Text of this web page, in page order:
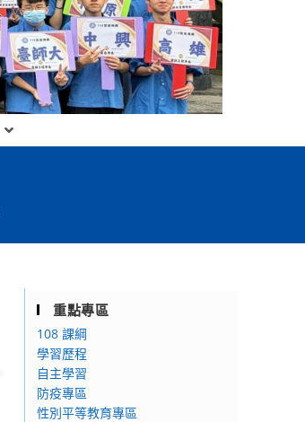
重點專區
108 課綱
學習歷程
自主學習
防疫專區
性別平等教育專區